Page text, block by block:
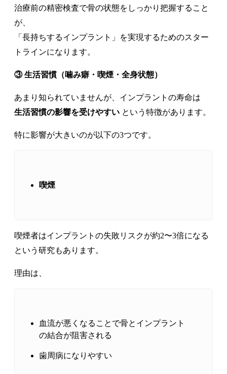
治療前の精密検査で骨の状態をしっかり把握すること
が、
「長持ちするインプラント」を実現するためのスター
トラインになります。
③ 生活習慣（噛み癖・喫煙・全身状態）
あまり知られていませんが、インプラントの寿命は
生活習慣の影響を受けやすい という特徴があります。
特に影響が大きいのが以下の3つです。
喫煙
喫煙者はインプラントの失敗リスクが約2〜3倍になる
という研究もあります。
理由は、
血流が悪くなることで骨とインプラント
の結合が阻害される
歯周病になりやすい